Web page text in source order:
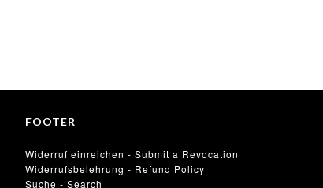
FOOTER
Widerruf einreichen - Submit a Revocation
Widerrufsbelehrung - Refund Policy
Suche - Search